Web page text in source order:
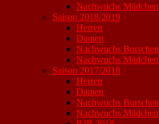
Nachwuchs Mädchen
Saison 2018/2019
Herren
Damen
Nachwuchs Burschen
Nachwuchs Mädchen
Saison 2017/2018
Herren
Damen
Nachwuchs Burschen
Nachwuchs Mädchen